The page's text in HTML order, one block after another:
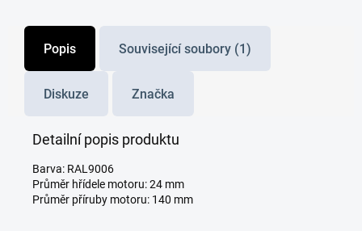
Popis Související soubory (1)
Diskuze Značka
Detailní popis produktu
Barva: RAL9006
Průměr hřídele motoru: 24 mm
Průměr příruby motoru: 140 mm